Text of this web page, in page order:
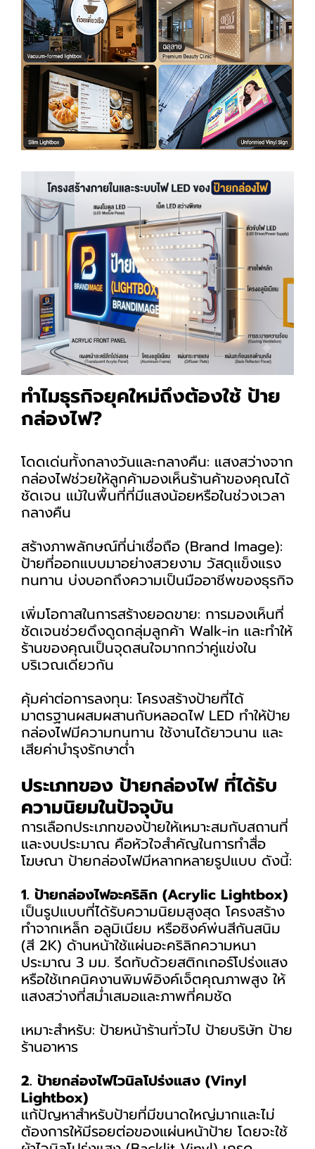
ทำไมธุรกิจยุคใหม่ถึงต้องใช้ ป้าย
กล่องไฟ?
โดดเด่นทั้งกลางวันและกลางคืน: แสงสว่างจาก
กล่องไฟช่วยให้ลูกค้ามองเห็นร้านค้าของคุณได้
ชัดเจน แม้ในพื้นที่ที่มีแสงน้อยหรือในช่วงเวลา
กลางคืน
สร้างภาพลักษณ์ที่น่าเชื่อถือ (Brand Image):
ป้ายที่ออกแบบมาอย่างสวยงาม วัสดุแข็งแรง
ทนทาน บ่งบอกถึงความเป็นมืออาชีพของธุรกิจ
เพิ่มโอกาสในการสร้างยอดขาย: การมองเห็นที่
ชัดเจนช่วยดึงดูดกลุ่มลูกค้า Walk-in และทำให้
ร้านของคุณเป็นจุดสนใจมากกว่าคู่แข่งใน
บริเวณเดียวกัน
คุ้มค่าต่อการลงทุน: โครงสร้างป้ายที่ได้
มาตรฐานผสมผสานกับหลอดไฟ LED ทำให้ป้าย
กล่องไฟมีความทนทาน ใช้งานได้ยาวนาน และ
เสียค่าบำรุงรักษาต่ำ
ประเภทของ ป้ายกล่องไฟ ที่ได้รับ
ความนิยมในปัจจุบัน
การเลือกประเภทของป้ายให้เหมาะสมกับสถานที่
และงบประมาณ คือหัวใจสำคัญในการทำสื่อ
โฆษณา ป้ายกล่องไฟมีหลากหลายรูปแบบ ดังนี้:
1. ป้ายกล่องไฟอะคริลิก (Acrylic Lightbox)
เป็นรูปแบบที่ได้รับความนิยมสูงสุด โครงสร้าง
ทำจากเหล็ก อลูมิเนียม หรือซิงค์พ่นสีกันสนิม
(สี 2K) ด้านหน้าใช้แผ่นอะคริลิกความหนา
ประมาณ 3 มม. รีดทับด้วยสติกเกอร์โปร่งแสง
หรือใช้เทคนิคงานพิมพ์อิงค์เจ็ตคุณภาพสูง ให้
แสงสว่างที่สม่ำเสมอและภาพที่คมชัด
เหมาะสำหรับ: ป้ายหน้าร้านทั่วไป ป้ายบริษัท ป้าย
ร้านอาหาร
2. ป้ายกล่องไฟไวนิลโปร่งแสง (Vinyl
Lightbox)
แก้ปัญหาสำหรับป้ายที่มีขนาดใหญ่มากและไม่
ต้องการให้มีรอยต่อของแผ่นหน้าป้าย โดยจะใช้